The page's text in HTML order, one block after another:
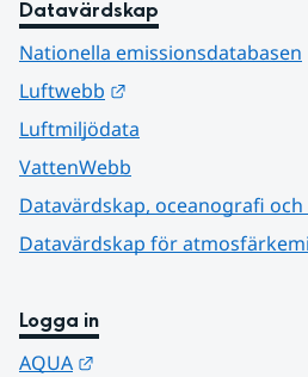
Datavärdskap
Nationella emissionsdatabasen
Luftwebb
Luftmiljödata
VattenWebb
Datavärdskap, oceanografi
Datavärdskap för atmosfärkemi
Logga in
AQUA